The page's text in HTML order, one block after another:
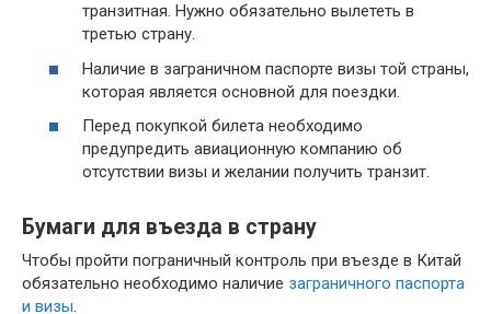
транзитная. Нужно обязательно вылететь в
третью страну.
Наличие в заграничном паспорте визы той страны,
которая является основной для поездки.
Перед покупкой билета необходимо
предупредить авиационную компанию об
отсутствии визы и желании получить транзит.
Бумаги для въезда в страну
Чтобы пройти пограничный контроль при въезде в Китай
обязательно необходимо наличие заграничного паспорта
и визы.